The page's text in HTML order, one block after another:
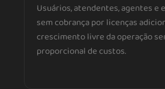
Usuários, atendentes, agentes e
sem cobrança por licenças
crescimento livre da operação
proporcional de custos.